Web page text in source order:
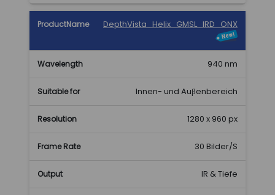
DepthVista_Helix_GMSL_IRD_ONX
940 nm
Innen- und Auβenbereich
1280 x 960 px
30 Bilder/S
IR & Tiefe